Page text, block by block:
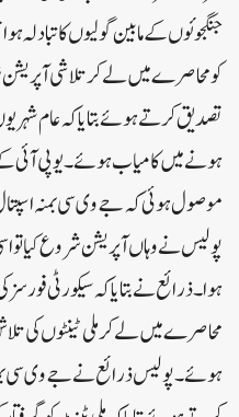
جنگجوئوں کے مابین گولیوں کا
کو محاصرے میں لے کر تلاشی
تصدیق کرتے ہوئے بتایا کہ عام شہریوں
ہونے میں کامیاب ہوئے۔ یو پی آئی
موصول ہوئی کہ جے وی سی بمنہ
پولیس نے وہاں آپریشن شروع کیا تو
ہوا۔ ذرائع نے بتایا کہ سیکورٹی
محاصرے میں لے کر ملی ٹینٹوں کی
ہوئے۔ پولیس ذرائع نے جے وی سی